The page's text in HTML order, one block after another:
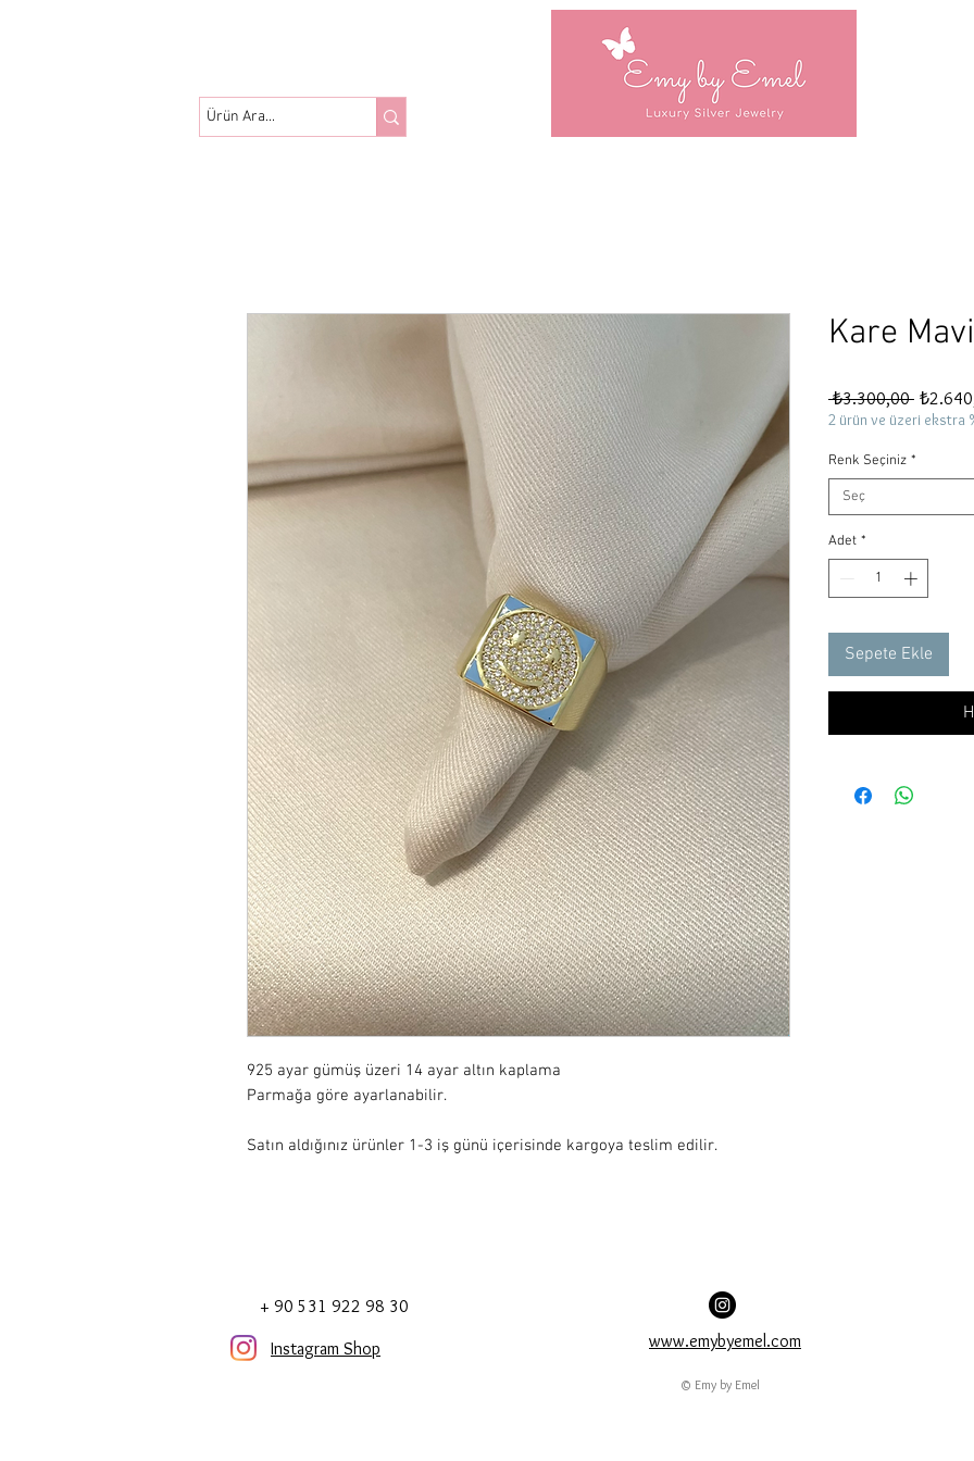
925 ayar gümüş üzeri 14 ayar altın kaplama
Parmağa göre ayarlanabilir.
Satın aldığınız ürünler 1-3 iş günü içerisinde kargoya teslim edilir.
Kare
₺3.300,00 Normal
Fiyat
2 ürün ve üzeri ekstra
Renk Seçiniz *
Seç
Adet *
Sepete Ekle
+ 90 531 922 98 30
Instagram Shop www.emybyemel.com
© Emy by Emel